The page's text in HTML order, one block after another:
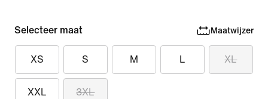
Selecteer maat Maatwijzer
XS S M L XL
XXL 3XL